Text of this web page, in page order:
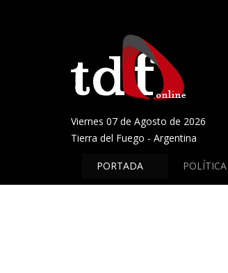
Viernes 07 de Agosto de 2026
Tierra del Fuego - Argentina
PORTADA POLÍTICA